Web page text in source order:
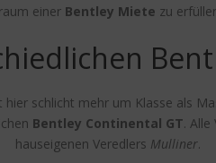
einer Bentley Miete zu
schlicht mehr um Klasse als
Bentley Continental GT.
hauseigenen Veredlers Mulliner.